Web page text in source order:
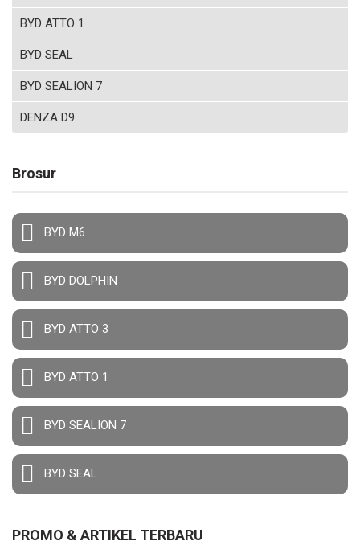
BYD ATTO 1
BYD SEAL
BYD SEALION 7
DENZA D9
Brosur
BYD M6
BYD DOLPHIN
BYD ATTO 3
BYD ATTO 1
BYD SEALION 7
BYD SEAL
PROMO & ARTIKEL TERBARU